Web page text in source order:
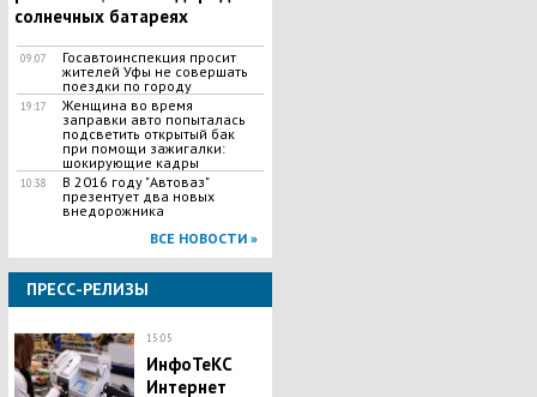
солнечных батареях
09:07
Госавтоинспекция просит
жителей Уфы не совершать
поездки по городу
19:17
Женщина во время
заправки авто попыталась
подсветить открытый бак
при помощи зажигалки:
шокирующие кадры
10:38
В 2016 году "Автоваз"
презентует два новых
внедорожника
ВСЕ НОВОСТИ »
ПРЕСС-РЕЛИЗЫ
15:05
ИнфоТеКС
Интернет